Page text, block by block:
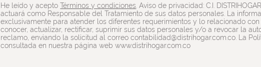
He leído y aceptoTérminos y condiciones. Aviso de privacidad: C.I.
actuará como Responsable del Tratamiento de sus datos personales. La
exclusivamente para atender los diferentes requerimientos y lo relacionado
conocer, actualizar, rectificar, suprimir sus datos personales y/o a revocar la
reclamo, enviando la solicitud al correo contabilidad@distrihogar.com.co. La
consultada en nuestra página web www.distrihogar.com.co